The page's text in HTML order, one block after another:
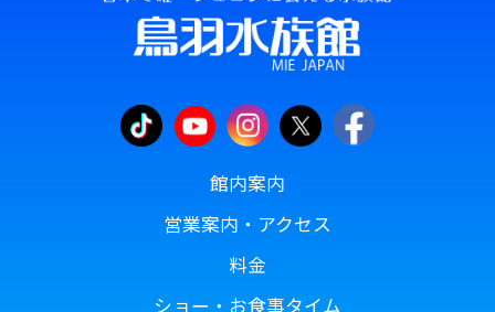
館内案内
営業案内・アクセス
料金
ショー・お食事タイム